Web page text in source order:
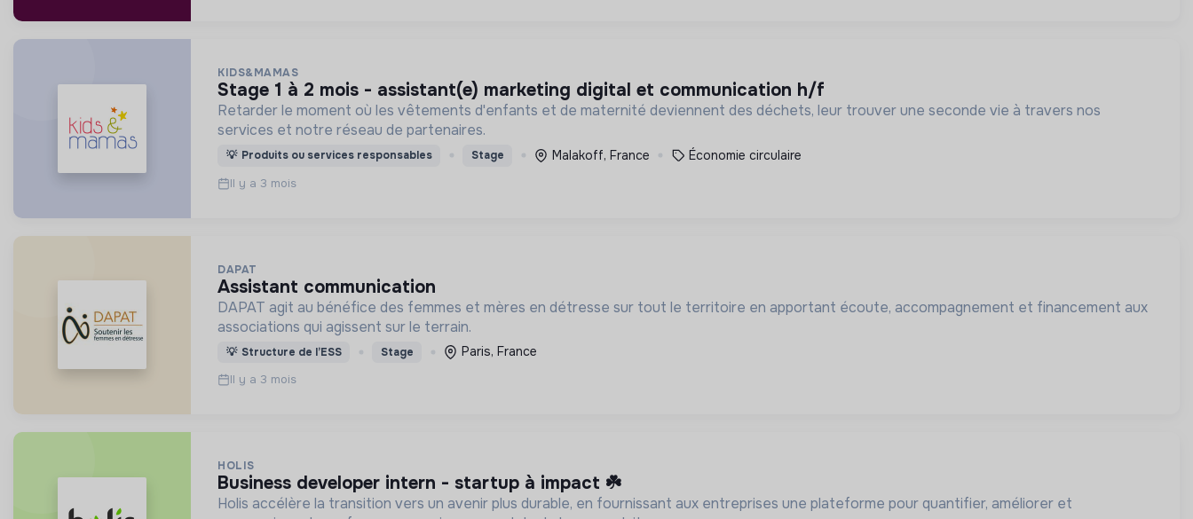
KIDS&MAMAS
stage 1 à 2 mois - assistant(e) marketing digital et communication h/f
Retarder le moment où les vêtements d'enfants et de maternité deviennent des déchets, leur trouver une seconde vie à travers nos
services et notre réseau de partenaires.
💡 Produits ou services responsables Stage Malakoff, France Économie circulaire
Il y a 3 mois
DAPAT
assistant communication
DAPAT agit au bénéfice des femmes et mères en détresse sur tout le territoire en apportant écoute, accompagnement et financement aux
associations qui agissent sur le terrain.
💡 Structure de l’ESS Stage Paris, France
Il y a 3 mois
HOLIS
business developer intern - startup à impact ☘️
Holis accélère la transition vers un avenir plus durable, en fournissant aux entreprises une plateforme pour quantifier, améliorer et